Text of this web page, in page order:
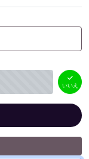
いいえ
（ 0件）
いいえ